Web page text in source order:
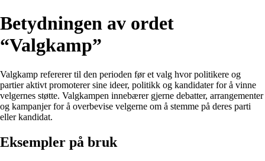
Betydningen av ordet
“Valgkamp”
Valgkamp refererer til den perioden før et valg hvor politikere og
partier aktivt promoterer sine ideer, politikk og kandidater for å vinne
velgernes støtte. Valgkampen innebærer gjerne debatter, arrangementer
og kampanjer for å overbevise velgerne om å stemme på deres parti
eller kandidat.
Eksempler på bruk